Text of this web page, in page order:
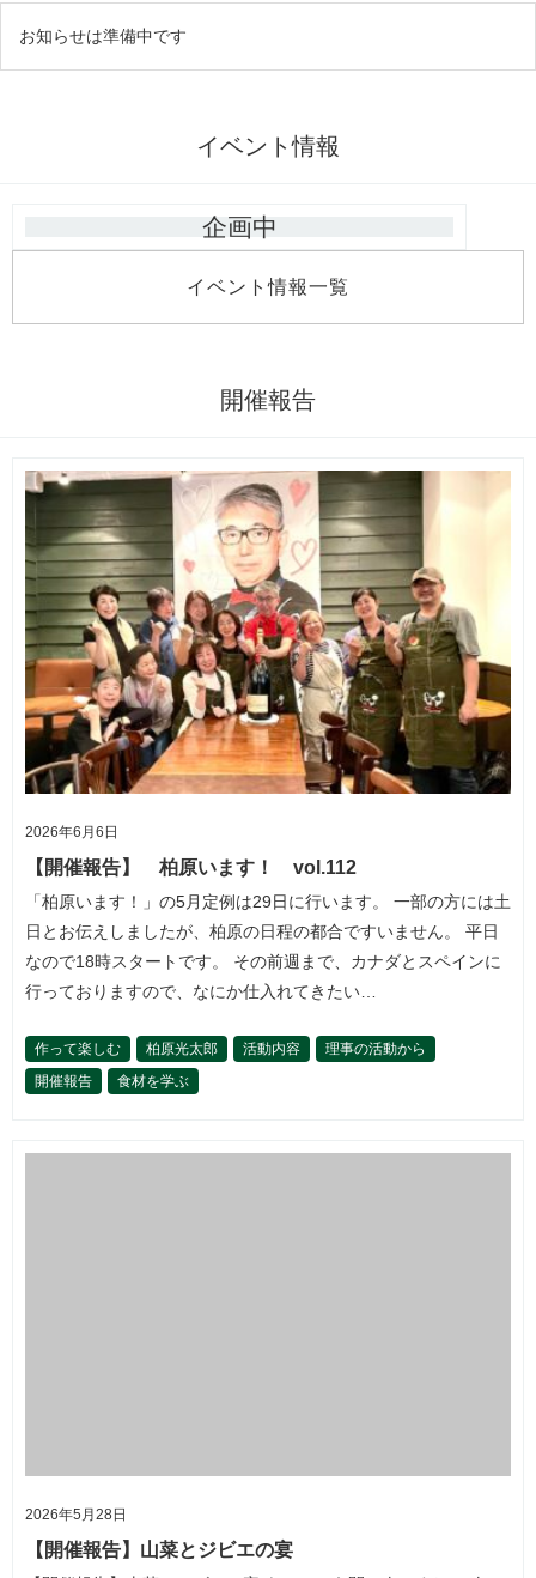
お知らせは準備中です
イベント情報
企画中
イベント情報一覧
開催報告
2026年6月6日
【開催報告】 柏原います！ vol.112
「柏原います！」の5月定例は29日に行います。 一部の方には土
日とお伝えしましたが、柏原の日程の都合ですいません。 平日
なので18時スタートです。 その前週まで、カナダとスペインに
行っておりますので、なにか仕入れてきたい…
作って楽しむ 柏原光太郎 活動内容
理事の活動から
開催報告
食材を学ぶ
2026年5月28日
【開催報告】山菜とジビエの宴